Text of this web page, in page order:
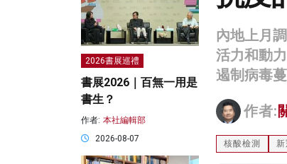
內地上月
活力和動
遏制病毒
作者:
核酸檢測
2026書展巡禮
書展2026｜百無一用是
書生？
作者: 本社編輯部
2026-08-07